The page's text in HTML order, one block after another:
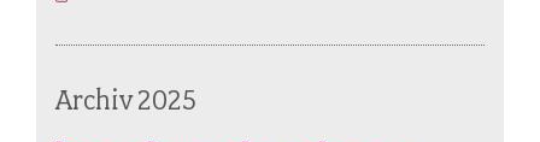
Archiv 2025